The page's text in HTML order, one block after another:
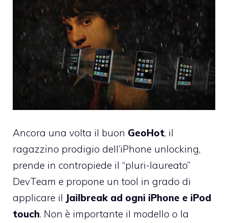
Ancora una volta il buon GeoHot, il
ragazzino prodigio dell’iPhone unlocking,
prende in contropiede il “pluri-laureato”
DevTeam e propone un tool in grado di
applicare il Jailbreak ad ogni iPhone e iPod
touch. Non è importante il modello o la